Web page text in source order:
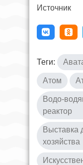
Источник
Теги:
Атом
Водо-
реактор
Выставка
хозяйства